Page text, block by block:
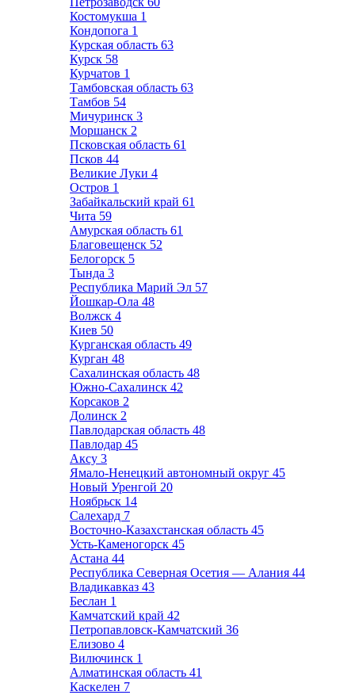
Костомукша 1
Кондопога 1
Курская область 63
Курск 58
Курчатов 1
Тамбовская область 63
Тамбов 54
Мичуринск 3
Моршанск 2
Псковская область 61
Псков 44
Великие Луки 4
Остров 1
Забайкальский край 61
Чита 59
Амурская область 61
Благовещенск 52
Белогорск 5
Тында 3
Республика Марий Эл 57
Йошкар-Ола 48
Волжск 4
Киев 50
Курганская область 49
Курган 48
Сахалинская область 48
Южно-Сахалинск 42
Корсаков 2
Долинск 2
Павлодарская область 48
Павлодар 45
Аксу 3
Ямало-Ненецкий автономный округ 45
Новый Уренгой 20
Ноябрьск 14
Салехард 7
Восточно-Казахстанская область 45
Усть-Каменогорск 45
Астана 44
Республика Северная Осетия — Алания 44
Владикавказ 43
Беслан 1
Камчатский край 42
Петропавловск-Камчатский 36
Елизово 4
Вилючинск 1
Алматинская область 41
Каскелен 7